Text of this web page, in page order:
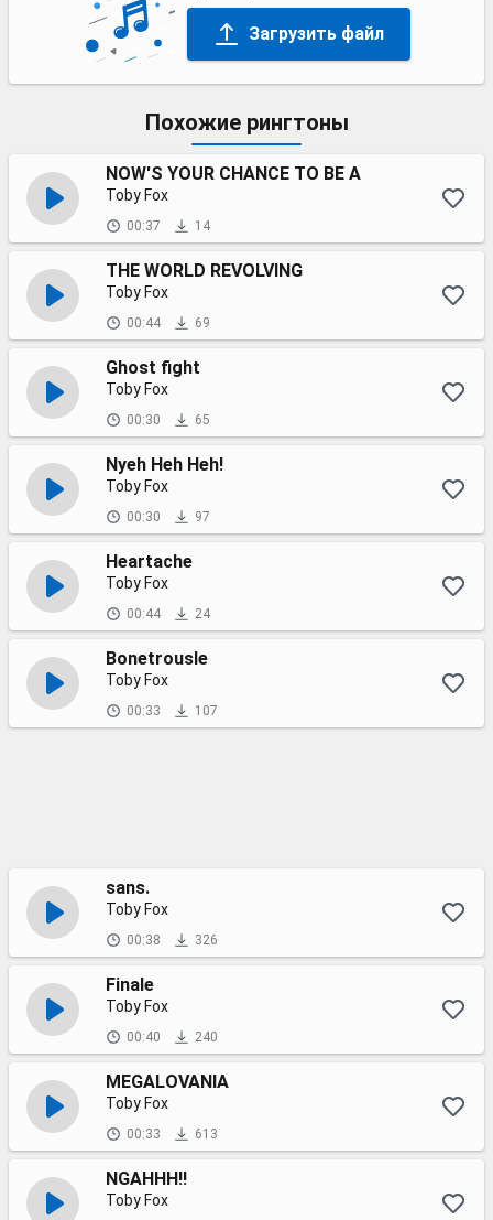
Загрузить файл
Похожие рингтоны
NOW'S YOUR CHANCE TO BE A
Toby Fox
00:37 14
THE WORLD REVOLVING
Toby Fox
00:44 69
Ghost fight
Toby Fox
00:30 65
Nyeh Heh Heh!
Toby Fox
00:30 97
Heartache
Toby Fox
00:44 24
Bonetrousle
Toby Fox
00:33 107
sans.
Toby Fox
00:38 326
Finale
Toby Fox
00:40 240
MEGALOVANIA
Toby Fox
00:33 613
NGAHHH!!
Toby Fox